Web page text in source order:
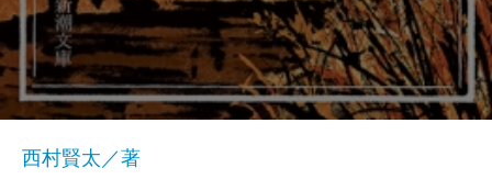
西村賢太／著